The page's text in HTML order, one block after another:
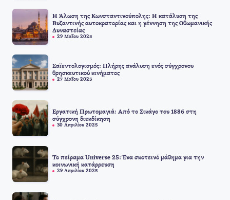
Η Άλωση της Κωνσταντινούπολης: Η κατάλυση της
Βυζαντινής αυτοκρατορίας και η γέννηση της Οθωμανικής
Δυναστείας
29 Μαΐου 2025
Σαϊεντολογισμός: Πλήρης ανάλυση ενός σύγχρονου
θρησκευτικού κινήματος
27 Μαΐου 2025
Εργατική Πρωτομαγιά: Από το Σικάγο του 1886 στη
σύγχρονη διεκδίκηση
30 Απριλίου 2025
Το πείραμα Universe 25: Ένα σκοτεινό μάθημα για την
κοινωνική κατάρρευση
29 Απριλίου 2025